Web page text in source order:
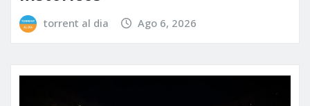
torrent al dia Ago 6, 2026